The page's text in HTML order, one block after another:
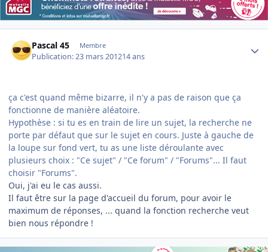
Pascal 45 Membre
Publication:23 mars 201214 ans
ça c'est quand même bizarre, il n'y a pas de raison que ça
fonctionne de manière aléatoire.
Hypothèse : si tu es en train de lire un sujet, la recherche ne
porte par défaut que sur le sujet en cours. Juste à gauche de
la loupe sur fond vert, tu as une liste déroulante avec
plusieurs choix : "Ce sujet" / "Ce forum" / "Forums"... Il faut
choisir "Forums".
Oui, j'ai eu le cas aussi.
Il faut être sur la page d'accueil du forum, pour avoir le
maximum de réponses, ... quand la fonction recherche veut
bien nous répondre !